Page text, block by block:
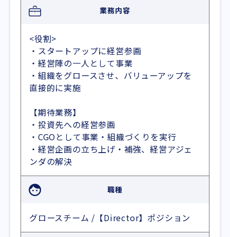
業務内容
<役割>
・スタートアップに経営参画
・経営陣の一人として事業
・組織をグロースさせ、バリューアップを
直接的に実施
【期待業務】
・投資先への経営参画
・CGOとして事業・組織づくりを実行
・経営企画の立ち上げ・補強、経営アジェ
ンダの解決
職種
グロースチーム /【Director】ポジション